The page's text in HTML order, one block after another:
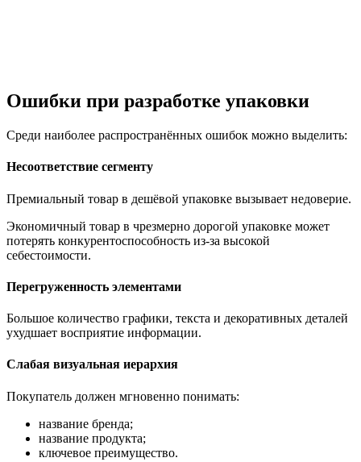
Ошибки при разработке упаковки
Среди наиболее распространённых ошибок можно выделить:
Несоответствие сегменту
Премиальный товар в дешёвой упаковке вызывает недоверие.
Экономичный товар в чрезмерно дорогой упаковке может
потерять конкурентоспособность из-за высокой
себестоимости.
Перегруженность элементами
Большое количество графики, текста и декоративных деталей
ухудшает восприятие информации.
Слабая визуальная иерархия
Покупатель должен мгновенно понимать:
название бренда;
название продукта;
ключевое преимущество.